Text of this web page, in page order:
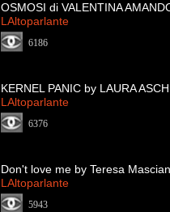
OSMOSI di VALENTINA
LAltoparlante
6186
KERNEL PANIC by LAURA
LAltoparlante
6376
Don't love me by Teresa
LAltoparlante
5943